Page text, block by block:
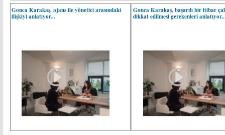
Gonca Karakaş, ajans ile yönetici arasındaki
ilişkiyi anlatıyor...
Gonca Karakaş, başarılı bir itibar
dikkat edilmesi gerekenleri